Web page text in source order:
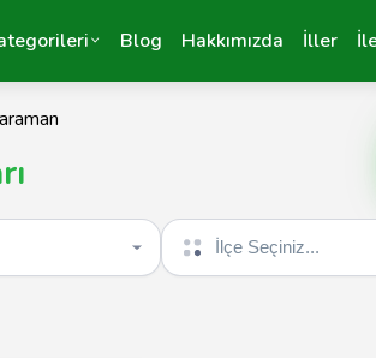
Blog Hakkımızda İller
İlçe seçin